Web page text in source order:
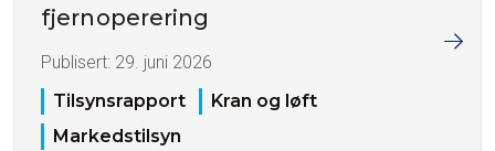
fjernoperering
Publisert: 29. juni 2026
Tilsynsrapport
Kran og løft
Markedstilsyn